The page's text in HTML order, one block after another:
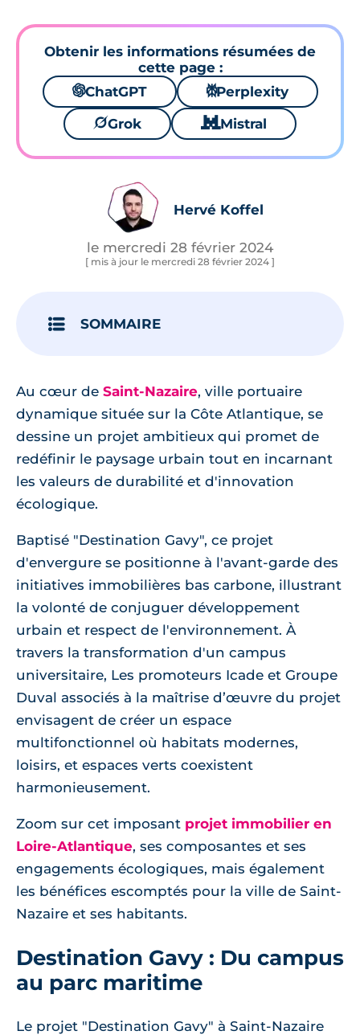
Obtenir les informations résumées de
cette page :
🌌ChatGPT ⚙Perplexity
🪐Grok 🐱 Mistral
Hervé Koffel
le mercredi 28 février 2024
[ mis à jour le mercredi 28 février 2024 ]
SOMMAIRE
Au cœur de Saint-Nazaire, ville portuaire
dynamique située sur la Côte Atlantique, se
dessine un projet ambitieux qui promet de
redéfinir le paysage urbain tout en incarnant
les valeurs de durabilité et d'innovation
écologique.
Baptisé "Destination Gavy", ce projet
d'envergure se positionne à l'avant-garde des
initiatives immobilières bas carbone, illustrant
la volonté de conjuguer développement
urbain et respect de l'environnement. À
travers la transformation d'un campus
universitaire, Les promoteurs Icade et Groupe
Duval associés à la maîtrise d’œuvre du projet
envisagent de créer un espace
multifonctionnel où habitats modernes,
loisirs, et espaces verts coexistent
harmonieusement.
Zoom sur cet imposant projet immobilier en
Loire-Atlantique, ses composantes et ses
engagements écologiques, mais également
les bénéfices escomptés pour la ville de Saint-
Nazaire et ses habitants.
Destination Gavy : Du campus
au parc maritime
Le projet "Destination Gavy" à Saint-Nazaire